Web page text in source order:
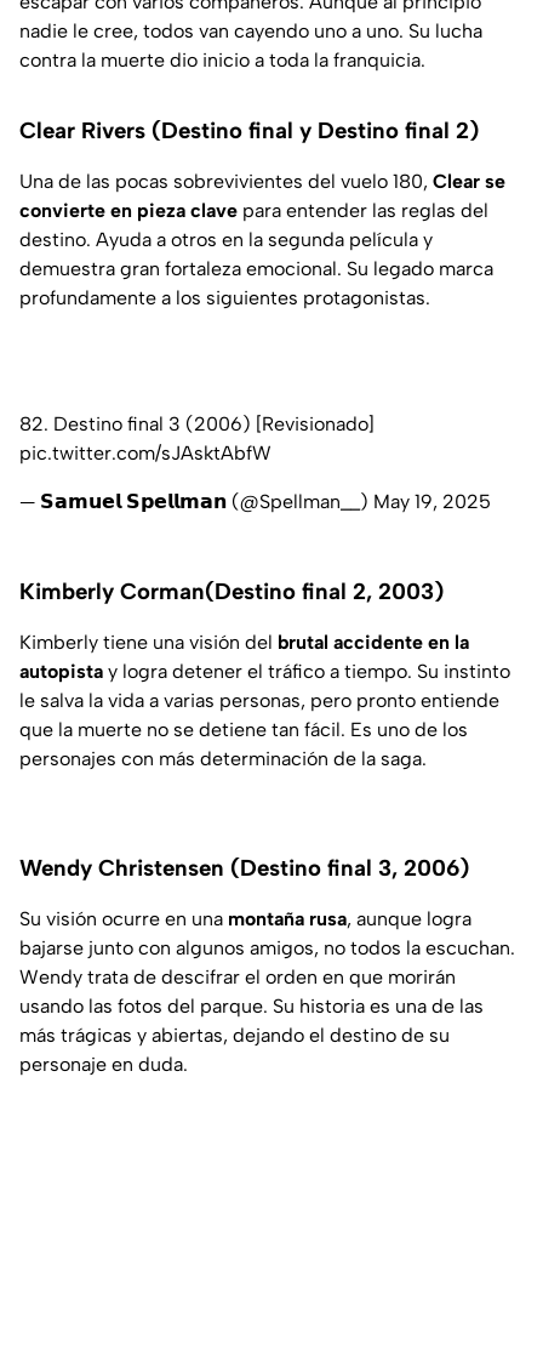
nadie le cree, todos van cayendo uno a uno. Su lucha
contra la muerte dio inicio a toda la franquicia.
Clear Rivers (Destino final y Destino final 2)
Una de las pocas sobrevivientes del vuelo 180, Clear se
convierte en pieza clave para entender las reglas del
destino. Ayuda a otros en la segunda película y
demuestra gran fortaleza emocional. Su legado marca
profundamente a los siguientes protagonistas.
82. Destino final 3 (2006) [Revisionado]
pic.twitter.com/sJAsktAbfW
— 𝗦𝗮𝗺𝘂𝗲𝗹 𝗦𝗽𝗲𝗹𝗹𝗺𝗮𝗻 (@Spellman__) May 19, 2025
Kimberly Corman(Destino final 2, 2003)
Kimberly tiene una visión del brutal accidente en la
autopista y logra detener el tráfico a tiempo. Su instinto
le salva la vida a varias personas, pero pronto entiende
que la muerte no se detiene tan fácil. Es uno de los
personajes con más determinación de la saga.
Wendy Christensen (Destino final 3, 2006)
Su visión ocurre en una montaña rusa, aunque logra
bajarse junto con algunos amigos, no todos la escuchan.
Wendy trata de descifrar el orden en que morirán
usando las fotos del parque. Su historia es una de las
más trágicas y abiertas, dejando el destino de su
personaje en duda.